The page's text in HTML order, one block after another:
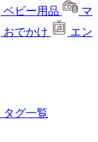
ベビー用品
マ
おでかけ
エン
タグ一覧